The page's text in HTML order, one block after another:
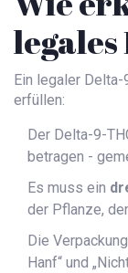
Ein legaler
erfüllen:
Der Delta-9-
betragen -
Es muss ein
der Pflanze,
Die
Hanf“ und